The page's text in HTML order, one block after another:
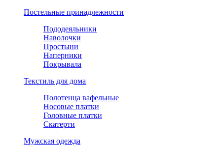
Постельные принадлежности
Пододеяльники
Наволочки
Простыни
Наперники
Покрывала
Текстиль для дома
Полотенца вафельные
Носовые платки
Головные платки
Скатерти
Мужская одежда